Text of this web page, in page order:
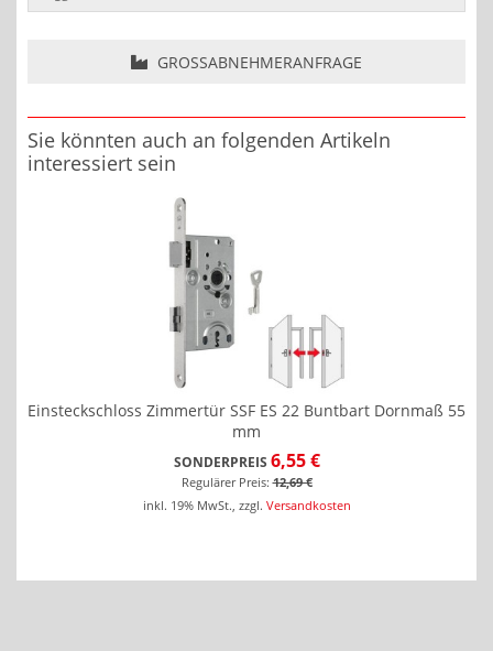
GROSSABNEHMERANFRAGE
Sie könnten auch an folgenden Artikeln
interessiert sein
Einsteckschloss Zimmertür SSF ES 22 Buntbart Dornmaß 55
mm
SONDERPREIS 6,55 €
Regulärer Preis: 12,69 €
inkl. 19% MwSt., zzgl. Versandkosten